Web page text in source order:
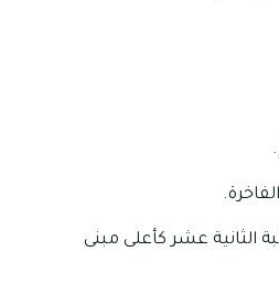
الثانية عشر كأعلى مبنى